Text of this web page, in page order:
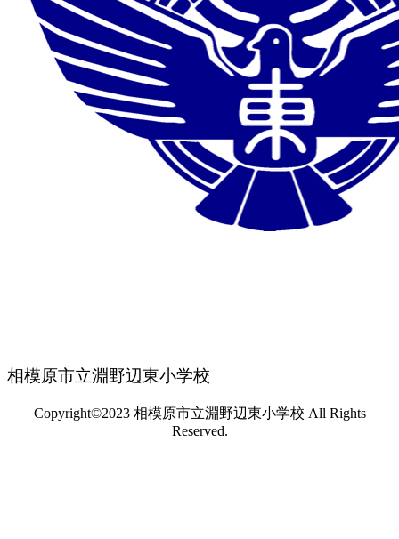
相模原市立淵野辺東小学校
Copyright©2023 相模原市立淵野辺東小学校 All Rights
Reserved.